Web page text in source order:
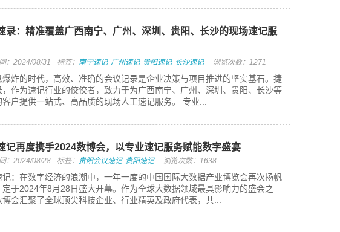
录：精准覆盖广西南宁、广州、深圳、贵阳、长沙的现场速记服
：2024/08/31 标签： 南宁速记 广州速记 贵阳速记 长沙速记 浏览次数：1271
爆炸的时代，高效、准确的会议记录是企业决策与项目推进的坚实基石。捷
，作为速记行业的佼佼者，致力于为广西南宁、广州、深圳、贵阳、长沙等
客户提供一站式、高品质的现场人工速记服务。 专业...
记再度携手2024数博会，以专业速记服务赋能数字盛宴
：2024/08/28 标签： 贵阳会议速记 贵阳速记 浏览次数：1638
记：在数字经济的浪潮中，一年一度的中国国际大数据产业博览会再次扬帆
定于2024年8月28日盛大开幕。作为全球大数据领域最具影响力的盛会之
博会汇聚了全球顶尖科技企业、行业精英及政府代表，共...